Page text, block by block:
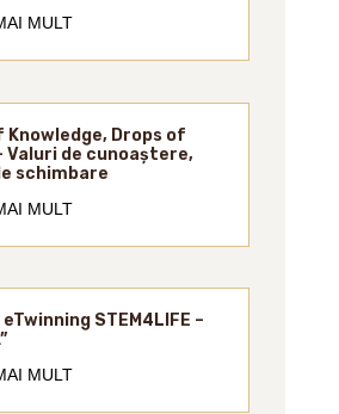
MULT
Knowledge, Drops of
Valuri de cunoaștere,
schimbare
MULT
STEM4LIFE –
MULT